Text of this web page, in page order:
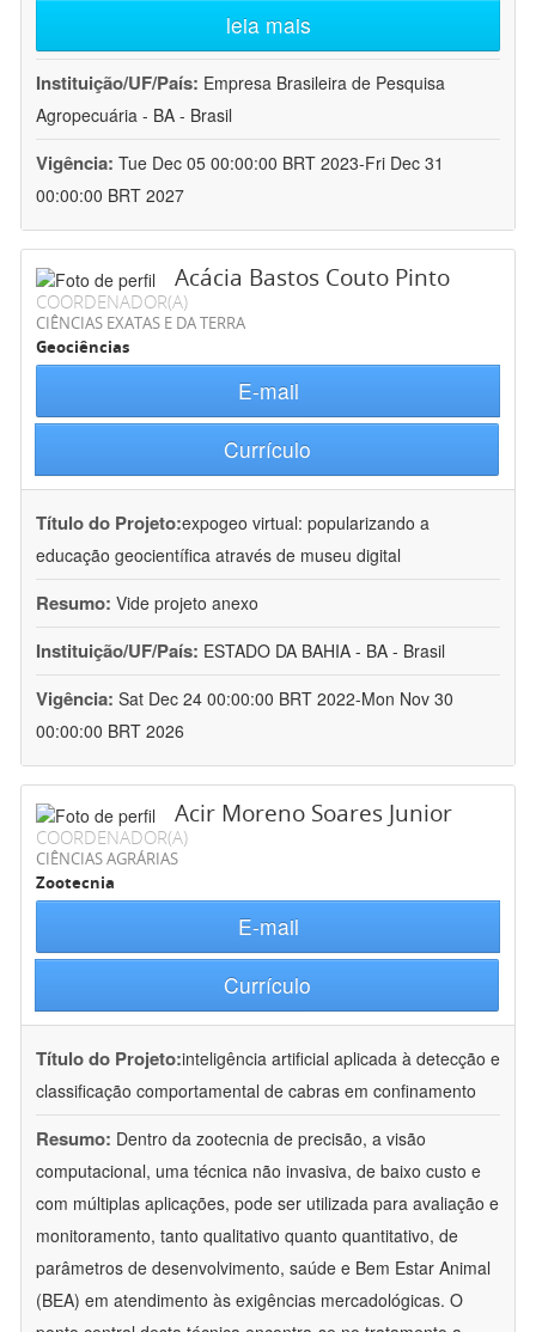
leia mais
Instituição/UF/País: Empresa Brasileira de Pesquisa
Agropecuária - BA - Brasil
Vigência: Tue Dec 05 00:00:00 BRT 2023-Fri Dec 31
00:00:00 BRT 2027
Acácia Bastos Couto Pinto
COORDENADOR(A)
CIÊNCIAS EXATAS E DA TERRA
Geociências
E-mail
Currículo
Título do Projeto:expogeo virtual: popularizando a
educação geocientífica através de museu digital
Resumo: Vide projeto anexo
Instituição/UF/País: ESTADO DA BAHIA - BA - Brasil
Vigência: Sat Dec 24 00:00:00 BRT 2022-Mon Nov 30
00:00:00 BRT 2026
Acir Moreno Soares Junior
COORDENADOR(A)
CIÊNCIAS AGRÁRIAS
Zootecnia
E-mail
Currículo
Título do Projeto:inteligência artificial aplicada à detecção e
classificação comportamental de cabras em confinamento
Resumo: Dentro da zootecnia de precisão, a visão
computacional, uma técnica não invasiva, de baixo custo e
com múltiplas aplicações, pode ser utilizada para avaliação e
monitoramento, tanto qualitativo quanto quantitativo, de
parâmetros de desenvolvimento, saúde e Bem Estar Animal
(BEA) em atendimento às exigências mercadológicas. O